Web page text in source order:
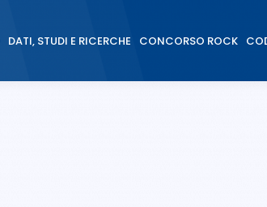
DATI, STUDI E RICERCHE CONCORSO ROCK
DATI, STUDI E RICERCHE CONCORSO ROCK